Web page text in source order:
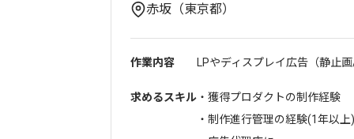
赤坂（東京都）
作業内容 LPやディスプレイ広告（静止
求めるスキル ・獲得プロダクトの制作経験
・制作進行管理の経験(1年以上)